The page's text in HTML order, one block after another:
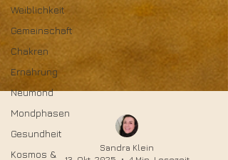
Weiblichkeit
Gemeinschaft
Chakren
Ernährung
Neumond
Mondphasen
Gesundheit
Kosmos &